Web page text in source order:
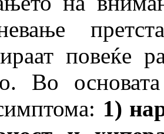
повеќе
Во
1)